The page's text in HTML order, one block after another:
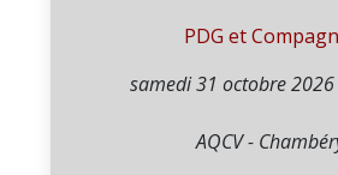
PDG et
samedi 31 octobre
AQCV -